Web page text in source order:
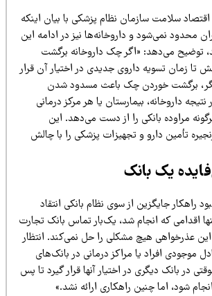
سلامت سازمان نظام پزشکی با بیان اینکه
نمی‌شود و داروخانه‌ها نیز در ادامه این
می‌دهد: «اگر چک داروخانه برگشت
تسویه داروی جدیدی در اختیار آن قرار
خوردن چک باعث مسدود شدن
بیمارستان یا هر مرکز درمانی
بانکی را از دست می‌دهد. این
دارو و تجهیزات پزشکی را با چالش
یک بانک
جایگزین از سوی نظام بانکی انتقاد
که انجام شد، یک‌بار تماس بانک تجارت
هیچ مشکلی را حل نمی‌کند. انتظار
افراد یا مراکز درمانی در بانک‌های
بانک دیگری در اختیار آنها قرار گیرد تا پس
اما چنین راهکاری ارائه نشد.»